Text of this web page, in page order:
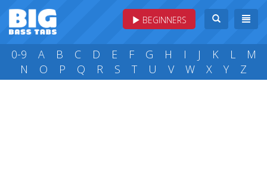
BEGINNERS
0-9 A B C D E F G H I J K L
M
N
O P Q R S T U V W X Y Z